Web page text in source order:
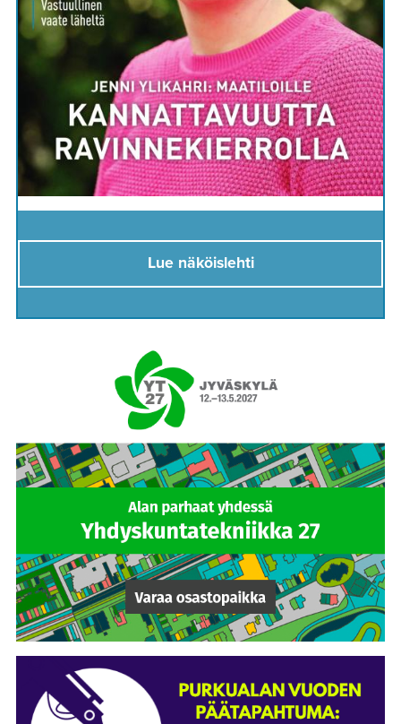
Lue näköislehti